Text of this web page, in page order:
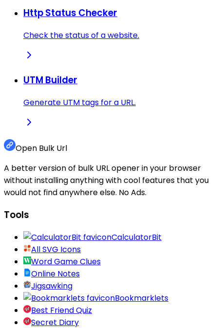
Http Status Checker
Check the status of a website.
UTM Builder
Generate UTM tags for a URL.
Open Bulk Url
A better version of bulk URL opener in your browser
without installing anything with cool features that you
would not find anywhere else. No Ads.
Tools
CalculatorBit
All SVG Icons
Word Game Clues
Online Notes
Jigsawking
Bookmarklets
Best Friend Quiz
Secret Diary